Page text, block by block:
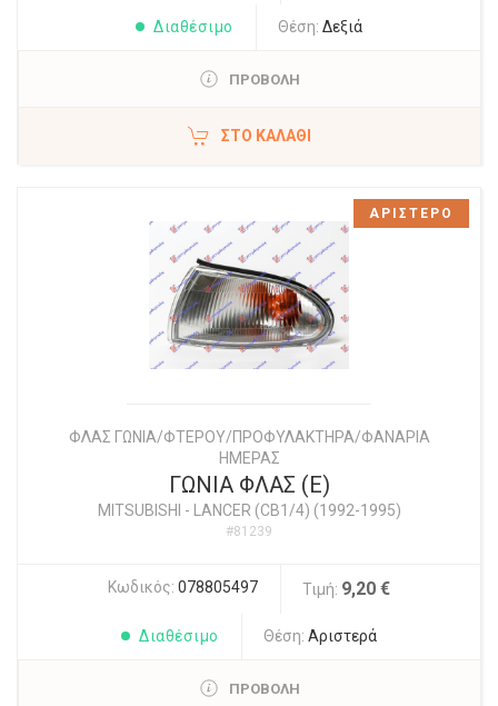
Διαθέσιμο Θέση: Δεξιά
ΠΡΟΒΟΛΗ
ΣΤΟ ΚΑΛΆΘΙ
ΦΛΑΣ ΓΩΝΙΑ/ΦΤΕΡΟΥ/ΠΡΟΦΥΛΑΚΤΗΡΑ/ΦΑΝΑΡΙΑ
ΗΜΕΡΑΣ
ΓΩΝΙΑ ΦΛΑΣ (Ε)
MITSUBISHI - LANCER (CB1/4) (1992-1995)
#81239
Κωδικός: 078805497 Τιμή: 9,20 €
Διαθέσιμο Θέση: Αριστερά
ΠΡΟΒΟΛΗ
ΑΡΙΣΤΕΡΟ